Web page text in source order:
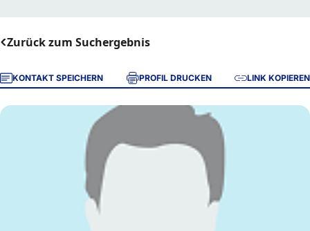
Zurück zum Suchergebnis
KONTAKT SPEICHERN PROFIL DRUCKEN LINK KOPIEREN